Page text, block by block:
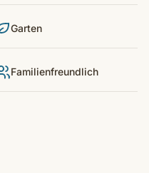
Garten
Familienfreundlich